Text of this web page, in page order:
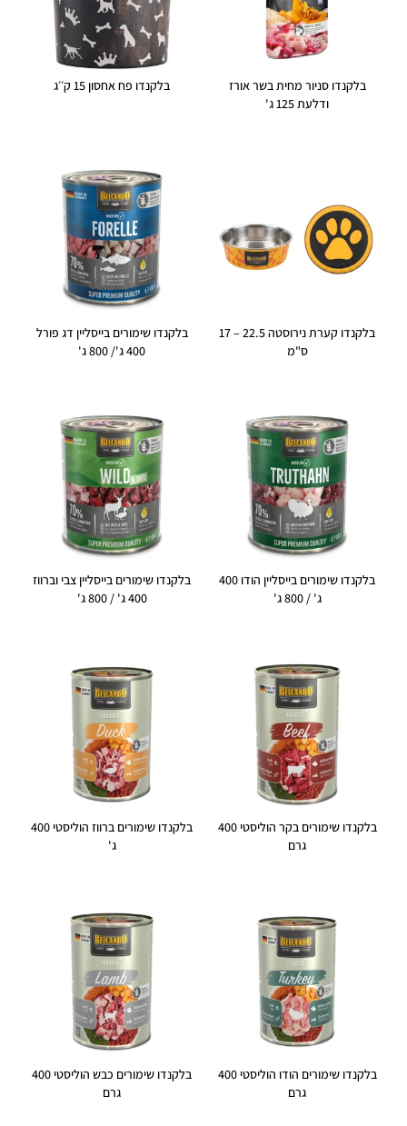
בלקנדו סניור מחית בשר אורז
ודלעת 125 ג'
בלקנדו פח אחסון 15 ק׳׳ג
בלקנדו קערת נירוסטה 22.5 – 17
ס"מ
בלקנדו שימורים בייסליין דג פורל
400 ג'/ 800 ג'
בלקנדו שימורים בייסליין הודו 400
ג' / 800 ג'
בלקנדו שימורים בייסליין צבי וברווז
400 ג' / 800 ג'
בלקנדו שימורים בקר הוליסטי 400
גרם
בלקנדו שימורים ברווז הוליסטי 400
ג'
בלקנדו שימורים הודו הוליסטי 400
גרם
בלקנדו שימורים כבש הוליסטי 400
גרם